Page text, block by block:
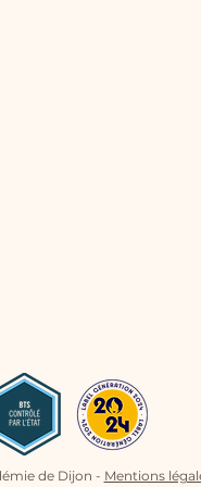
de Dijon - Mentions